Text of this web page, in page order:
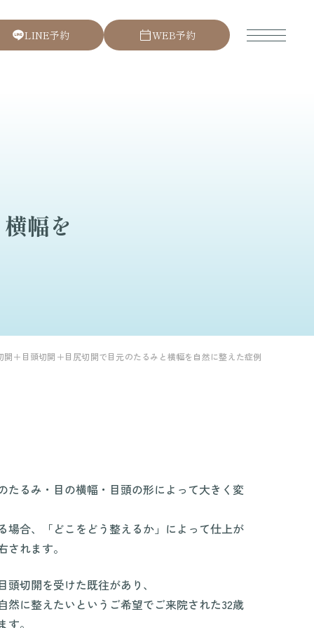
LINE予約 WEB予約
幅を
開＋目頭切開＋目尻切開で目元のたるみと横幅を自然に整えた症例
たるみ・目の横幅・目頭の形によって大きく変
場合、「どこをどう整えるか」によって仕上が
れます。
切開を受けた既往があり、
然に整えたいというご希望でご来院された32歳
。